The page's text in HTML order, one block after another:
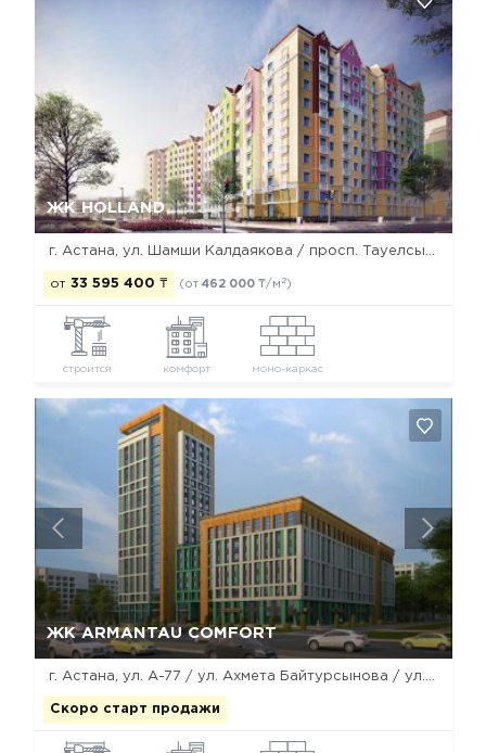
ЖК HOLLAND
от 33 595 400 ₸ (от 462 000 ₸/м 2)
строится комфорт моно-каркас
Да, удалить Отмена
ЖК ARMANTAU COMFORT
Скоро старт продажи
Да, удалить